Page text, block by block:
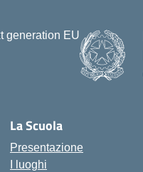
La Scuola
Presentazione
I luoghi